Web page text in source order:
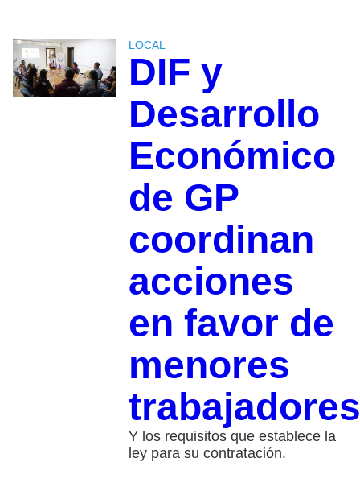
LOCAL
DIF y
Desarrollo
Económico
de GP
coordinan
acciones
en favor de
menores
trabajadores
Y los requisitos que establece la
ley para su contratación.